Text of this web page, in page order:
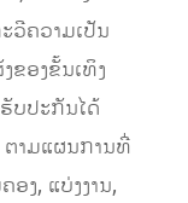
ວີຄວາມເປັນ
ຂອງຂັ້ນເທິງ
ບປະກັນໄດ້
ຕາມແຜນການທີ່
ງ, ແບ່ງງານ,